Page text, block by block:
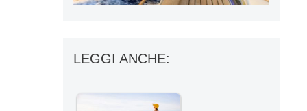
LEGGI ANCHE: